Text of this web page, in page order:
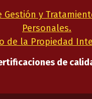
Gestión y
Personales.
de la Propiedad
de